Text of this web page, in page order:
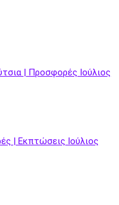
| Προσφορές Ιούλιος
| Εκπτώσεις Ιούλιος